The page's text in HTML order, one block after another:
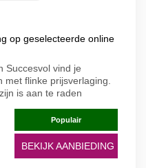
op geselecteerde online
Succesvol vind je
flinke prijsverlaging.
is aan te raden
Populair
BEKIJK AANBIEDING